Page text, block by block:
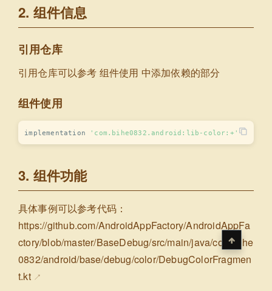
2. 组件信息
引用仓库
引用仓库可以参考 组件使用 中添加依赖的部分
组件使用
implementation 'com.bihe0832.android:lib-color:+'
3. 组件功能
具体事例可以参考代码：
https://github.com/AndroidAppFactory/AndroidAppFa
ctory/blob/master/BaseDebug/src/main/java/com/bihe
0832/android/base/debug/color/DebugColorFragmen
t.kt